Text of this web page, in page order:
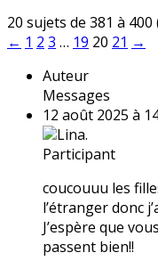
20 sujets de 381 à
← 1 2 3 … 19 20 21 →
Auteur
Messages
12 août 2025 à
Lina.
Participant
coucouuu les
l’étranger donc
J’espère que
passent bien!!